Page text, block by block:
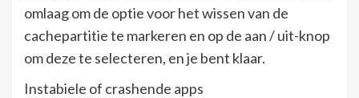
omlaag om de optie voor het wissen van de
cachepartitie te markeren en op de aan / uit-knop
om deze te selecteren, en je bent klaar.
Instabiele of crashende apps